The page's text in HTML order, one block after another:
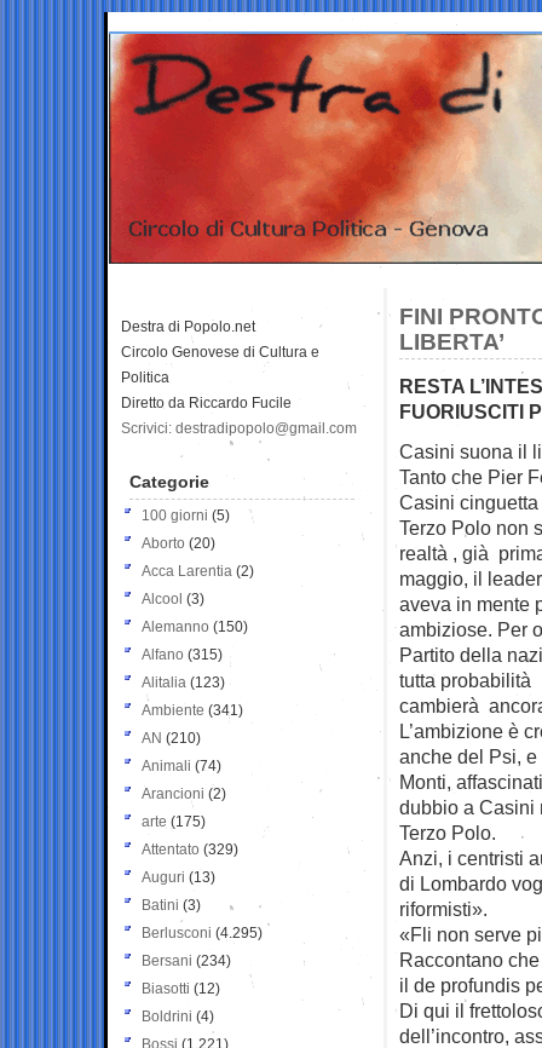
FINI
LIBERTA’
RESTA
FUORIUSCITI
Casini suona il
Tanto che Pier
Casini
Terzo Polo non
realtà , già
maggio, il
aveva in mente
ambiziose. Per
Partito della
tutta probabilità
cambierà
L’ambizione è
anche del Psi,
Monti,
dubbio a Casini
Terzo Polo.
Anzi, i centristi
di Lombardo
riformisti».
«Fli non serve
Raccontano
il de profundis
Di qui il
dell’incontro,
Destra di Popolo.net
Circolo Genovese di Cultura e
Politica
Diretto da Riccardo Fucile
Scrivici: destradipopolo@gmail.com
Categorie
100 giorni (5)
Aborto (20)
Acca Larentia (2)
Alcool (3)
Alemanno (150)
Alfano (315)
Alitalia (123)
Ambiente (341)
AN (210)
Animali (74)
Arancioni (2)
arte (175)
Attentato (329)
Auguri (13)
Batini (3)
Berlusconi (4.295)
Bersani (234)
Biasotti (12)
Boldrini (4)
Bossi (1.221)